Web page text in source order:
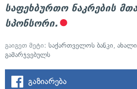
საფეხბურთო ნაკრების
სპონსორი.
გაიგეთ მეტი: საქართველოს ბანკი,
გამარჯვებულს
გაზიარება